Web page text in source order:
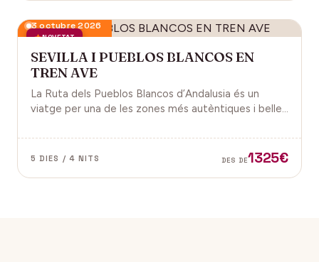
NOVETAT
3 octubre 2026
SEVILLA I PUEBLOS BLANCOS EN
TREN AVE
La Ruta dels Pueblos Blancos d’Andalusia és un
viatge per una de les zones més autèntiques i belles
Cadis i Màlaga. Vens amb nosaltres?
5 DIES / 4 NITS DES DE1325€